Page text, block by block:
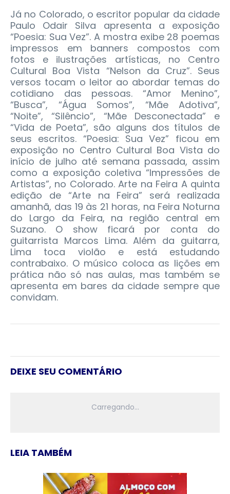
Já no Colorado, o escritor popular da cidade
Paulo Odair Silva apresenta a exposição
“Poesia: Sua Vez”. A mostra exibe 28 poemas
impressos em banners compostos com
fotos e ilustrações artísticas, no Centro
Cultural Boa Vista “Nelson da Cruz”. Seus
versos tocam o leitor ao abordar temas do
cotidiano das pessoas. “Amor Menino”,
“Busca”, “Água Somos”, “Mãe Adotiva”,
“Noite”, “Silêncio”, “Mãe Desconectada” e
“Vida de Poeta”, são alguns dos títulos de
seus escritos. “Poesia: Sua Vez” ficou em
exposição no Centro Cultural Boa Vista do
início de julho até semana passada, assim
como a exposição coletiva “Impressões de
Artistas”, no Colorado. Arte na Feira A quinta
edição de “Arte na Feira” será realizada
amanhã, das 19 às 21 horas, na Feira Noturna
do Largo da Feira, na região central em
Suzano. O show ficará por conta do
guitarrista Marcos Lima. Além da guitarra,
Lima toca violão e está estudando
contrabaixo. O músico coloca as lições em
prática não só nas aulas, mas também se
apresenta em bares da cidade sempre que
convidam.
DEIXE SEU COMENTÁRIO
LEIA TAMBÉM